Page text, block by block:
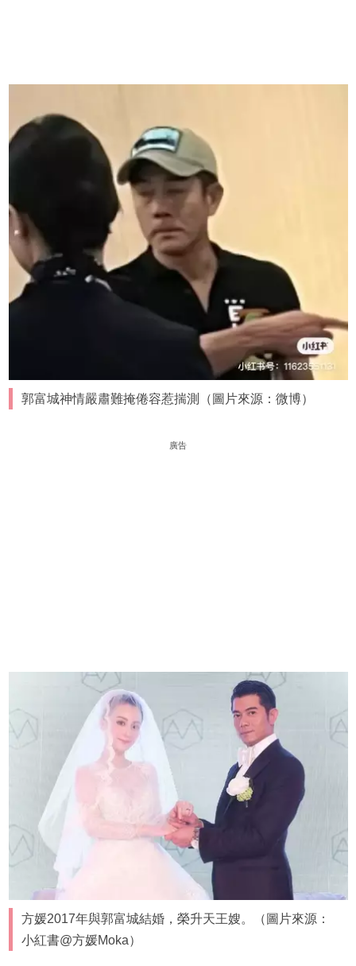
郭富城神情嚴肅難掩倦容惹揣測（圖片來源：微博）
廣告
方媛2017年與郭富城結婚，榮升天王嫂。（圖片來源：
小紅書@方媛Moka）